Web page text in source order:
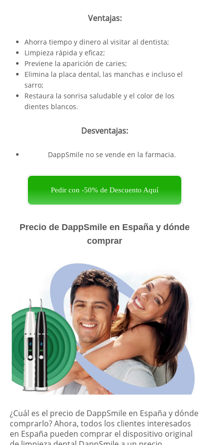
Ventajas:
Ahorra tiempo y dinero al visitar al dentista;
Limpieza rápida y eficaz;
Previene la aparición de caries;
Elimina la placa dental, las manchas e incluso el
sarro;
Restaura la sonrisa saludable y el color de los
dientes blancos.
Desventajas:
DappSmile no se vende en la farmacia.
Pedir con -50% de Descuento Aquí
Precio de DappSmile en España y dónde
comprar
¿Cuál es el precio de DappSmile en España y dónde
comprarlo? Ahora, todos los clientes interesados
en España pueden comprar el dispositivo original